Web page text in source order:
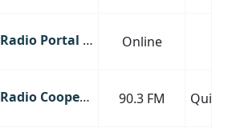
Radio Portal Cumbia Online
Radio Cooperativa 90.3 FM